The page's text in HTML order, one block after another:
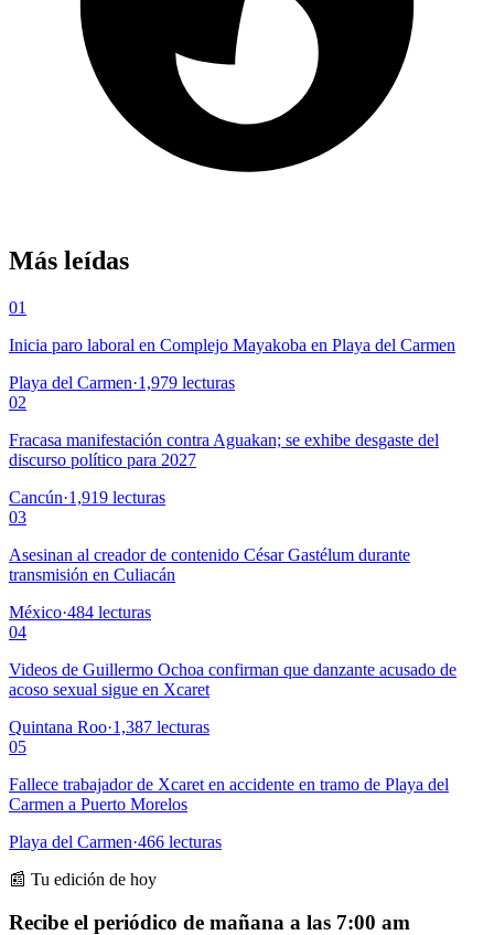
Más leídas
01
Inicia paro laboral en Complejo Mayakoba en Playa del Carmen
Playa del Carmen·1,979 lecturas
02
Fracasa manifestación contra Aguakan; se exhibe desgaste del
discurso político para 2027
Cancún·1,919 lecturas
03
Asesinan al creador de contenido César Gastélum durante
transmisión en Culiacán
México·484 lecturas
04
Videos de Guillermo Ochoa confirman que danzante acusado de
acoso sexual sigue en Xcaret
Quintana Roo·1,387 lecturas
05
Fallece trabajador de Xcaret en accidente en tramo de Playa del
Carmen a Puerto Morelos
Playa del Carmen·466 lecturas
📰 Tu edición de hoy
Recibe el periódico de mañana a las 7:00 am